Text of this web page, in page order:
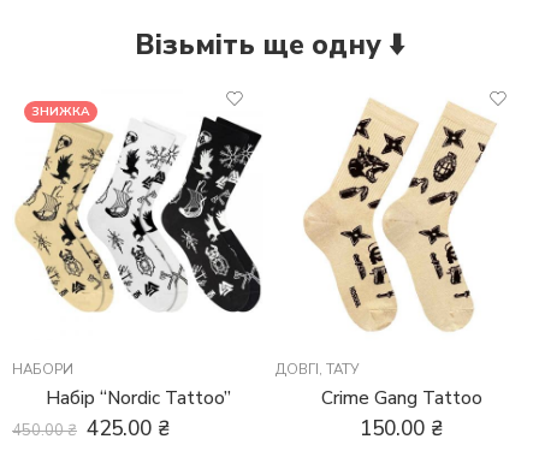
Візьміть ще одну ⬇️
ЗНИЖКА
НАБОРИ
Набір “Nordic Tattoo”
450.00₴ 425.00 ₴
ДОВГІ, ТАТУ
Crime Gang Tattoo
150.00 ₴